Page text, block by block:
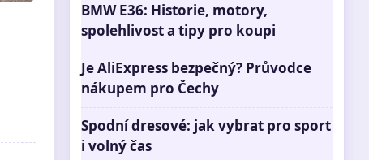
BMW E36: Historie, motory,
spolehlivost a tipy pro koupi
Je AliExpress bezpečný? Průvodce
nákupem pro Čechy
Spodní dresové: jak vybrat pro sport
i volný čas